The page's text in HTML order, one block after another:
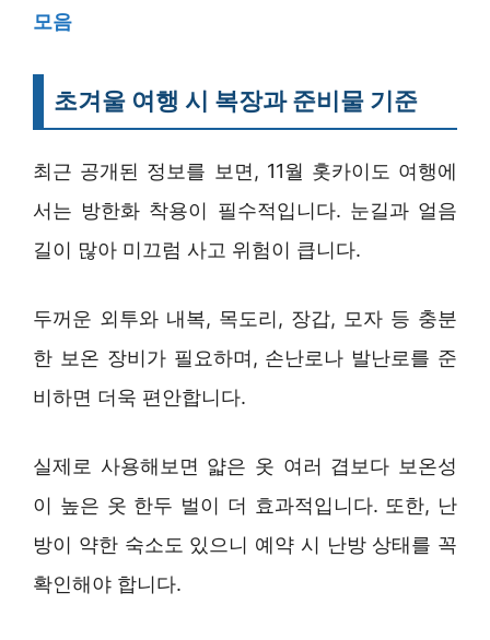
모음
초겨울 여행 시 복장과 준비물 기준
최근 공개된 정보를 보면, 11월 홋카이도 여행에
서는 방한화 착용이 필수적입니다. 눈길과 얼음
길이 많아 미끄럼 사고 위험이 큽니다.
두꺼운 외투와 내복, 목도리, 장갑, 모자 등 충분
한 보온 장비가 필요하며, 손난로나 발난로를 준
비하면 더욱 편안합니다.
실제로 사용해보면 얇은 옷 여러 겹보다 보온성
이 높은 옷 한두 벌이 더 효과적입니다. 또한, 난
방이 약한 숙소도 있으니 예약 시 난방 상태를 꼭
확인해야 합니다.